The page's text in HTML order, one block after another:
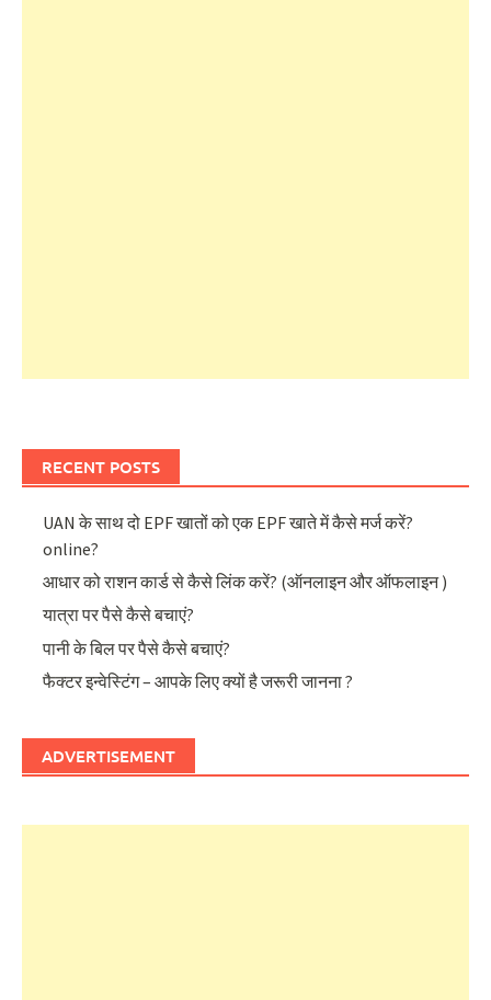
RECENT POSTS
UAN के साथ दो EPF खातों को एक EPF खाते में कैसे मर्ज करें?
online?
आधार को राशन कार्ड से कैसे लिंक करें? (ऑनलाइन और ऑफलाइन )
यात्रा पर पैसे कैसे बचाएं?
पानी के बिल पर पैसे कैसे बचाएं?
फैक्टर इन्वेस्टिंग – आपके लिए क्यों है जरूरी जानना ?
ADVERTISEMENT